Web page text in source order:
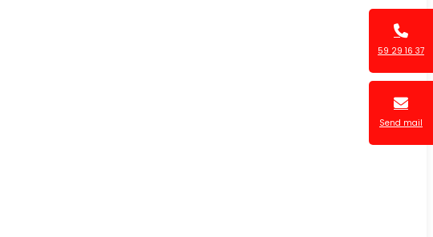
59 29 16 37
Send mail